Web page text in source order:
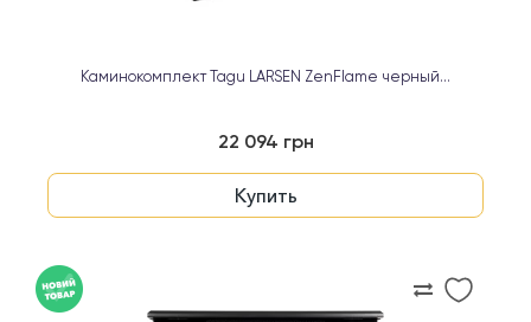
Каминокомплект Tagu LARSEN ZenFlame черный...
22 094 грн
Купить